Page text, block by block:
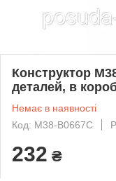
Конструктор
деталей, в
Немає в наявності
Код: M38-B0667C
232 ₴